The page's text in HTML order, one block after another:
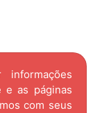
informações
e as páginas
com seus